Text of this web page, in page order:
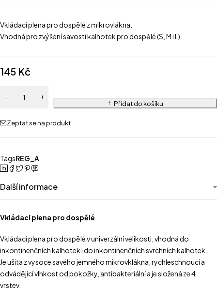
Vkládací plena pro dospělé z mikrovlákna.
Vhodná pro zvýšení savosti kalhotek pro dospělé (S, M i L).
145 Kč
Přidat do košíku
Zeptat se na produkt
TagsREG_A
Další informace
Vkládací plena pro dospělé
Vkládací plena pro dospělé v univerzální velikosti, vhodná do
inkontinenčních kalhotek i do inkontinenčních svrchních kalhotek.
Je ušita z vysoce savého jemného mikrovklákna, rychleschnoucí a
odvádějící vlhkost od pokožky, antibakteriální a je složená ze 4
vrstev.